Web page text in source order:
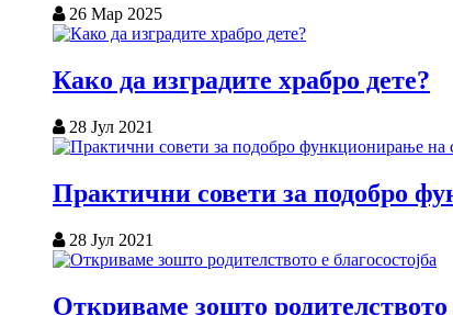
26 Мар 2025
Како да изградите храбро дете?
28 Јул 2021
Практични совети за подобро
28 Јул 2021
Откриваме зошто родителството